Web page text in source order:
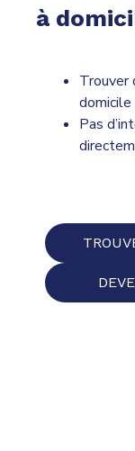
à
Trouver
Pas